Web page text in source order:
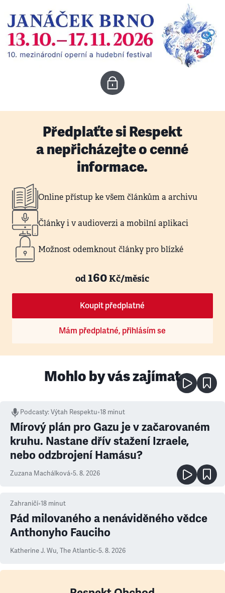
Předplaťte si Respekt
a nepřicházejte o cenné
informace.
Online přístup ke všem článkům a archivu
Články i v audioverzi a mobilní aplikaci
Možnost odemknout články pro blízké
od160Kč/měsíc
Koupit předplatné
Mám předplatné, přihlásím se
Mohlo by vás zajímat
Podcasty:Výtah Respektu•18 minut
Mírový plán pro Gazu je v začarovaném
kruhu. Nastane dřív stažení Izraele,
nebo odzbrojení Hamásu?
Zuzana Machálková•5. 8. 2026
Zahraničí•18 minut
Pád milovaného a nenáviděného vědce
Anthonyho Fauciho
Katherine J. Wu, The Atlantic•5. 8. 2026